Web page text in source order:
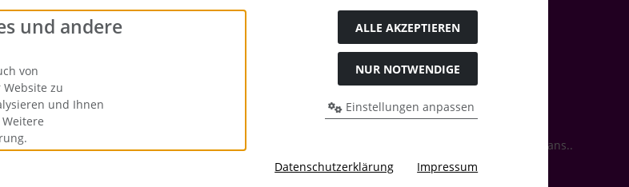
Preise entsprechen dem bisherigen Preis bei Merrys Bastelstübchen - Der kreative Shop für Bastelfans..
Shop für Bastelfans. © 2026 | Template © 2026 by Karl
und andere
von
zu
und Ihnen
ALLE AKZEPTIEREN
NUR NOTWENDIGE
Einstellungen anpassen
Datenschutzerklärung Impressum